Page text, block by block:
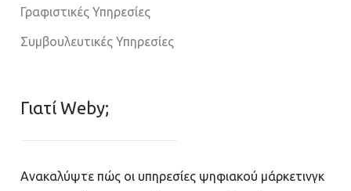
Γραφιστικές Υπηρεσίες
Συμβουλευτικές Υπηρεσίες
Γιατί Weby;
Ανακαλύψτε πώς οι υπηρεσίες ψηφιακού μάρκετινγκ